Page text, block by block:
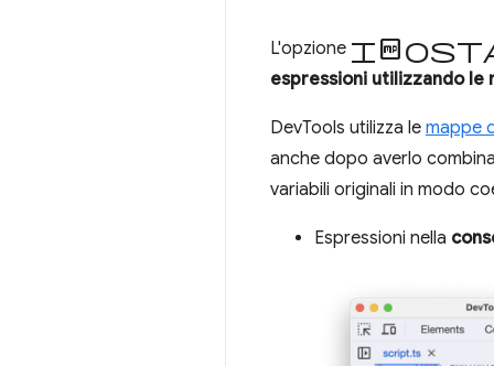
L'opzione
espressioni utilizzando le
DevTools utilizza le mappe
anche dopo averlo
variabili originali in modo
Espressioni nella